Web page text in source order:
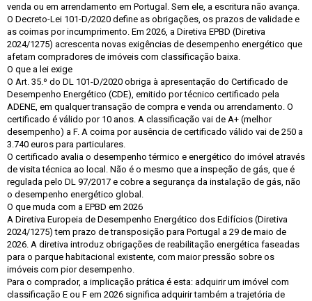
venda ou em arrendamento em Portugal. Sem ele, a escritura não avança.
O Decreto-Lei 101-D/2020 define as obrigações, os prazos de validade e
as coimas por incumprimento. Em 2026, a Diretiva EPBD (Diretiva
2024/1275) acrescenta novas exigências de desempenho energético que
afetam compradores de imóveis com classificação baixa.
O que a lei exige
O Art. 35.º do DL 101-D/2020 obriga à apresentação do Certificado de
Desempenho Energético (CDE), emitido por técnico certificado pela
ADENE, em qualquer transação de compra e venda ou arrendamento. O
certificado é válido por 10 anos. A classificação vai de A+ (melhor
desempenho) a F. A coima por ausência de certificado válido vai de 250 a
3.740 euros para particulares.
O certificado avalia o desempenho térmico e energético do imóvel através
de visita técnica ao local. Não é o mesmo que a inspeção de gás, que é
regulada pelo DL 97/2017 e cobre a segurança da instalação de gás, não
o desempenho energético global.
O que muda com a EPBD em 2026
A Diretiva Europeia de Desempenho Energético dos Edifícios (Diretiva
2024/1275) tem prazo de transposição para Portugal a 29 de maio de
2026. A diretiva introduz obrigações de reabilitação energética faseadas
para o parque habitacional existente, com maior pressão sobre os
imóveis com pior desempenho.
Para o comprador, a implicação prática é esta: adquirir um imóvel com
classificação E ou F em 2026 significa adquirir também a trajetória de